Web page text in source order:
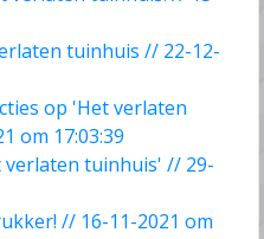
tuinhuis // 22-12-
op 'Het verlaten
om 17:03:39
tuinhuis' // 29-
// 16-11-2021 om